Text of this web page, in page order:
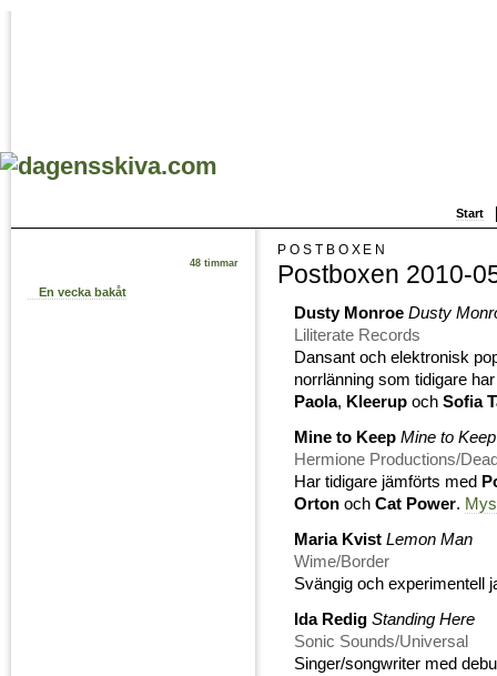
Start
48 timmar
En vecka bakåt
POSTBOXEN
Postboxen 2010-
Dusty Monroe Dusty
Liliterate Records
Dansant och elektronisk
norrlänning som tidigare
Paola, Kleerup och Sofia
Mine to Keep Mine to Keep
Hermione Productions/
Har tidigare jämförts med
Orton och Cat Power.
Maria Kvist Lemon Man
Wime/Border
Svängig och experimentell
Ida Redig Standing Here
Sonic Sounds/Universal
Singer/songwriter med